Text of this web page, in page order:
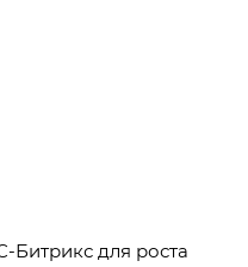
шаблон!
Битрикс для роста